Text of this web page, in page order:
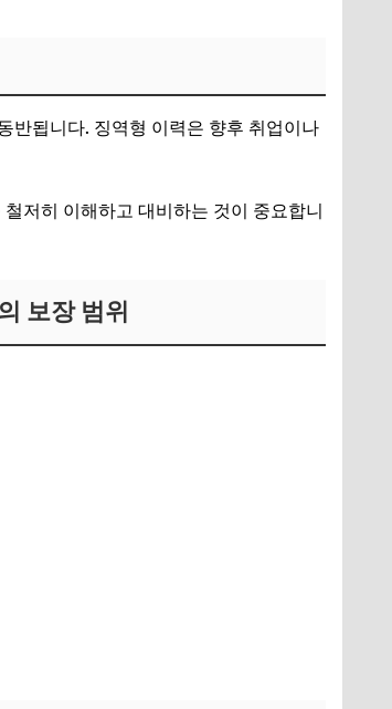
반됩니다. 징역형 이력은 향후 취업이나
저히 이해하고 대비하는 것이 중요합니
보장 범위